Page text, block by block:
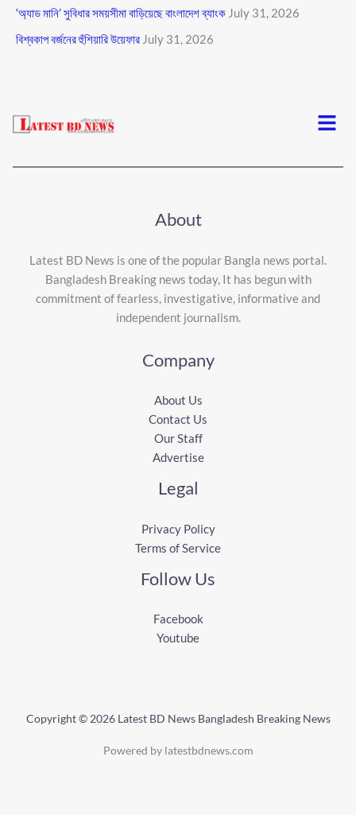
‘অ্যাড মানি’ সুবিধার সময়সীমা বাড়িয়েছে বাংলাদেশ ব্যাংক July 31, 2026
বিশ্বকাপ বর্জনের হুঁশিয়ারি উয়েফার July 31, 2026
Menu
About
Latest BD News is one of the popular Bangla news portal.
Bangladesh Breaking news today, It has begun with
commitment of fearless, investigative, informative and
independent journalism.
Company
About Us
Contact Us
Our Staff
Advertise
Legal
Privacy Policy
Terms of Service
Follow Us
Facebook
Youtube
Copyright © 2026 Latest BD News Bangladesh Breaking News
Powered by latestbdnews.com